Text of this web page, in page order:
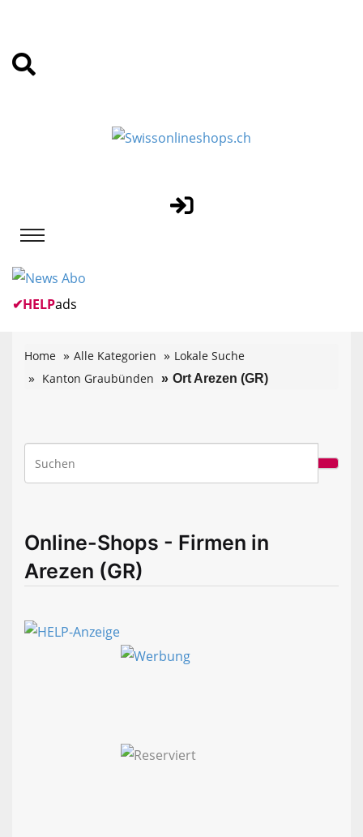
✔HELPads
Home Alle Kategorien
Lokale Suche
Kanton Graubünden
Ort Arezen (GR)
Online-Shops - Firmen in
Arezen (GR)